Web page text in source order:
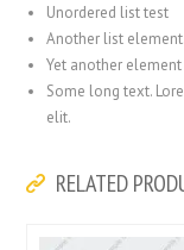
Unordered list test
Another list element.
Yet another
Some long text.
elit.
RELATED